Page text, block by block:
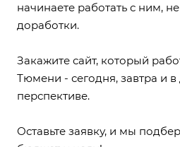
начинаете работать с ним,
доработки.
Закажите сайт, который
Тюмени - сегодня, завтра и
перспективе.
Оставьте заявку, и мы